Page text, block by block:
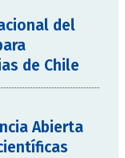
del
de Chile
Abierta